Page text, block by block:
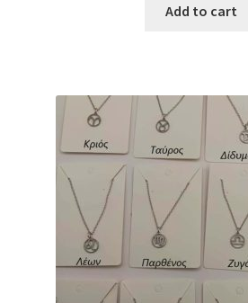
Add to cart